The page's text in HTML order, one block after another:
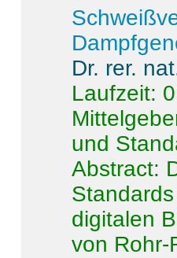
Dr. rer.
Laufzeit:
und
Abstract:
digitalen
von Rohr-